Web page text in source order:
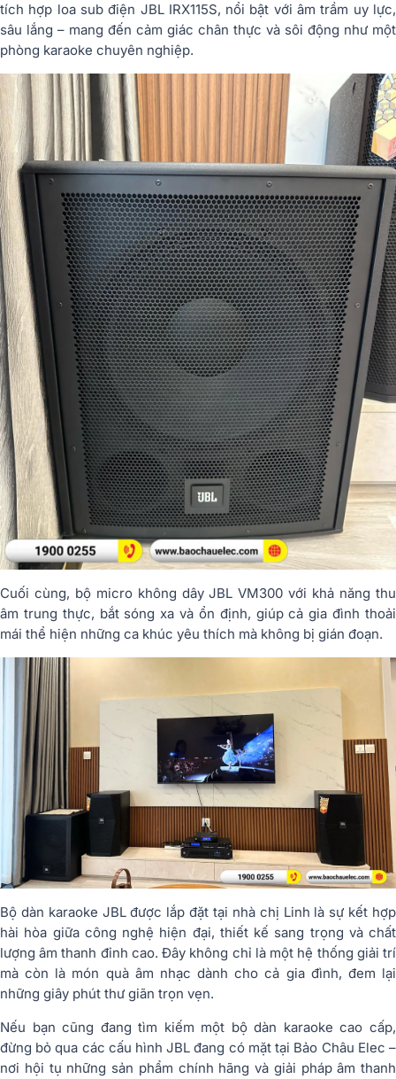
tích hợp loa sub điện JBL IRX115S, nổi bật với âm trầm uy lực,
sâu lắng – mang đến cảm giác chân thực và sôi động như một
phòng karaoke chuyên nghiệp.
Cuối cùng, bộ micro không dây JBL VM300 với khả năng thu
âm trung thực, bắt sóng xa và ổn định, giúp cả gia đình thoải
mái thể hiện những ca khúc yêu thích mà không bị gián đoạn.
Bộ dàn karaoke JBL được lắp đặt tại nhà chị Linh là sự kết hợp
hài hòa giữa công nghệ hiện đại, thiết kế sang trọng và chất
lượng âm thanh đỉnh cao. Đây không chỉ là một hệ thống giải trí
mà còn là món quà âm nhạc dành cho cả gia đình, đem lại
những giây phút thư giãn trọn vẹn.
Nếu bạn cũng đang tìm kiếm một bộ dàn karaoke cao cấp,
đừng bỏ qua các cấu hình JBL đang có mặt tại Bảo Châu Elec –
nơi hội tụ những sản phẩm chính hãng và giải pháp âm thanh